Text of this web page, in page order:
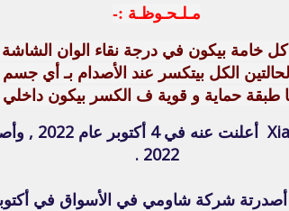
مـلـحـوظـة :-
خامة بيكون في درجة نقاء الوان
الكل بيتكسر عند الأصدام بـ أي
طبقة حماية و قوية ف الكسر بيكون
2022 .